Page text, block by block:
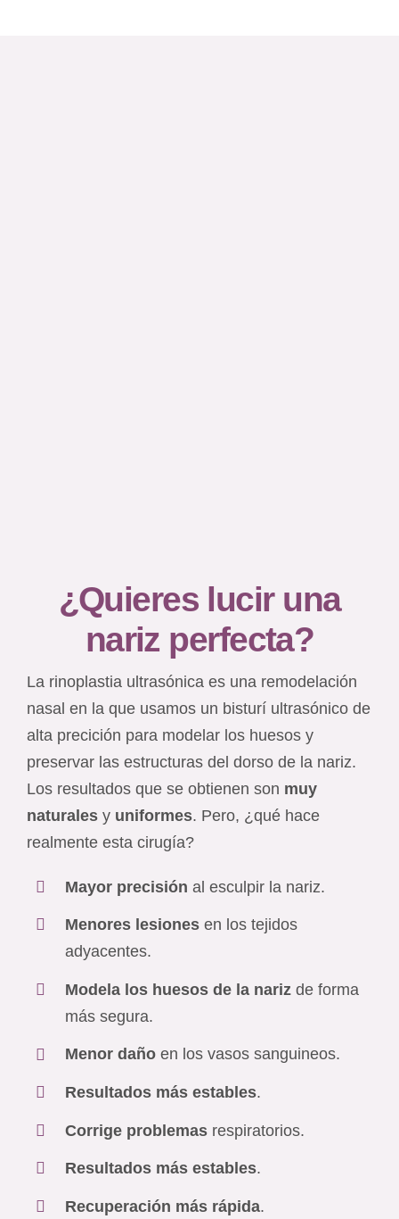
¿Quieres lucir una
nariz perfecta?
La rinoplastia ultrasónica es una remodelación
nasal en la que usamos un bisturí ultrasónico de
alta precición para modelar los huesos y
preservar las estructuras del dorso de la nariz.
Los resultados que se obtienen son muy
naturalesy uniformes. Pero, ¿qué hace
realmente esta cirugía?
Mayor precisiónal esculpir la nariz.
Menores lesiones en los tejidos
adyacentes.
Modela los huesos de la nariz de forma
más segura.
Menor daño en los vasos sanguineos.
Resultados más estables.
Corrige problemas respiratorios.
Resultados más estables.
Recuperación más rápida.